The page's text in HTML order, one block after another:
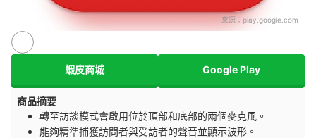
來源： play.google.com
蝦皮商城 Google Play
商品摘要
轉至訪談模式會啟用位於頂部和底部的兩個麥克風。
能夠精準捕獲訪問者與受訪者的聲音並顯示波形。